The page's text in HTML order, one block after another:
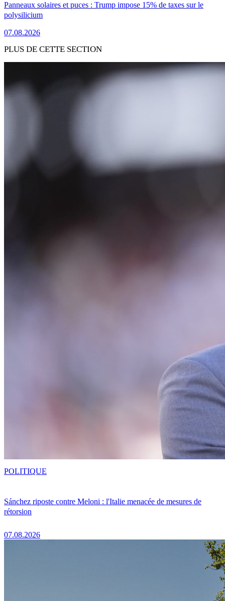
Panneaux solaires et puces : Trump impose 15% de taxes sur le
polysilicium
07.08.2026
PLUS DE CETTE SECTION
Sánchez riposte contre Meloni : l'Italie menacée de mesures de
rétorsion
07.08.2026
POLITIQUE